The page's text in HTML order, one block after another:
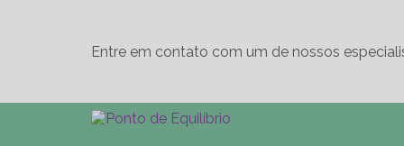
Entre em contato com um de nossos